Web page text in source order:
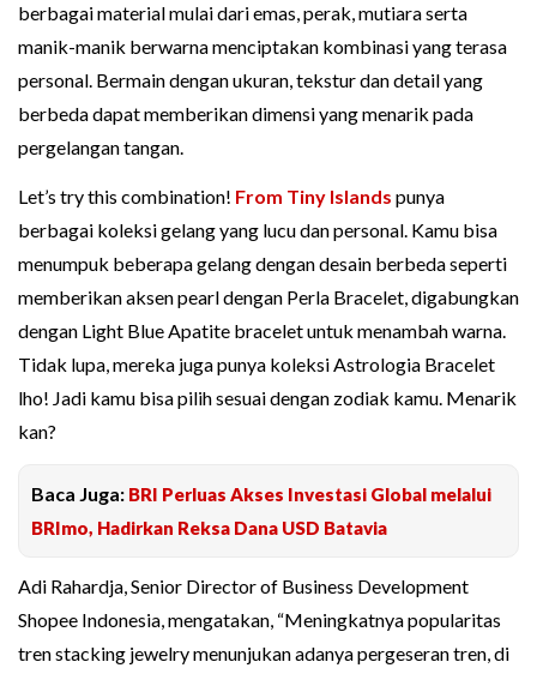
berbagai material mulai dari emas, perak, mutiara serta
manik-manik berwarna menciptakan kombinasi yang terasa
personal. Bermain dengan ukuran, tekstur dan detail yang
berbeda dapat memberikan dimensi yang menarik pada
pergelangan tangan.
Let’s try this combination! From Tiny Islands punya
berbagai koleksi gelang yang lucu dan personal. Kamu bisa
menumpuk beberapa gelang dengan desain berbeda seperti
memberikan aksen pearl dengan Perla Bracelet, digabungkan
dengan Light Blue Apatite bracelet untuk menambah warna.
Tidak lupa, mereka juga punya koleksi Astrologia Bracelet
lho! Jadi kamu bisa pilih sesuai dengan zodiak kamu. Menarik
kan?
Baca Juga: BRI Perluas Akses Investasi Global melalui
BRImo, Hadirkan Reksa Dana USD Batavia
Adi Rahardja, Senior Director of Business Development
Shopee Indonesia, mengatakan, “Meningkatnya popularitas
tren stacking jewelry menunjukan adanya pergeseran tren, di